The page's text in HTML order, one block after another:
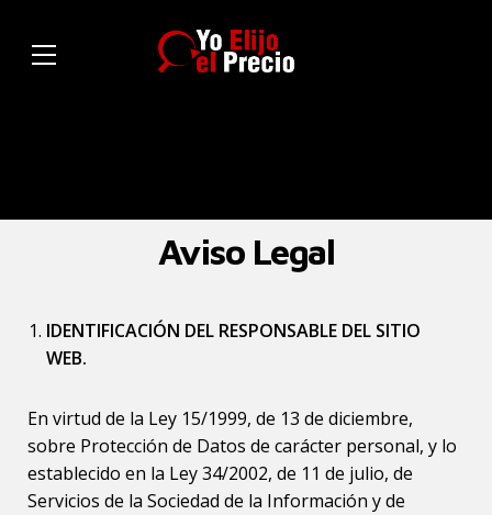
Aviso Legal
IDENTIFICACIÓN DEL RESPONSABLE DEL SITIO
WEB.
En virtud de la Ley 15/1999, de 13 de diciembre,
sobre Protección de Datos de carácter personal, y lo
establecido en la Ley 34/2002, de 11 de julio, de
Servicios de la Sociedad de la Información y de